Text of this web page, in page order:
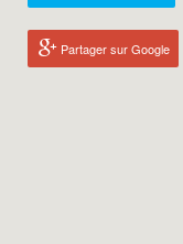
Partager sur Google